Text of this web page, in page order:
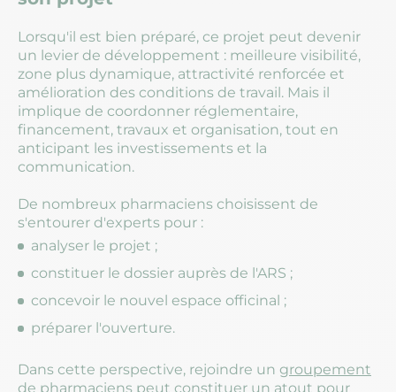
Lorsqu'il est bien préparé, ce projet peut devenir
un levier de développement : meilleure visibilité,
zone plus dynamique, attractivité renforcée et
amélioration des conditions de travail. Mais il
implique de coordonner réglementaire,
financement, travaux et organisation, tout en
anticipant les investissements et la
communication.
De nombreux pharmaciens choisissent de
s'entourer d'experts pour :
analyser le projet ;
constituer le dossier auprès de l'ARS ;
concevoir le nouvel espace officinal ;
préparer l'ouverture.
Dans cette perspective, rejoindre un groupement
de pharmaciens peut constituer un atout pour